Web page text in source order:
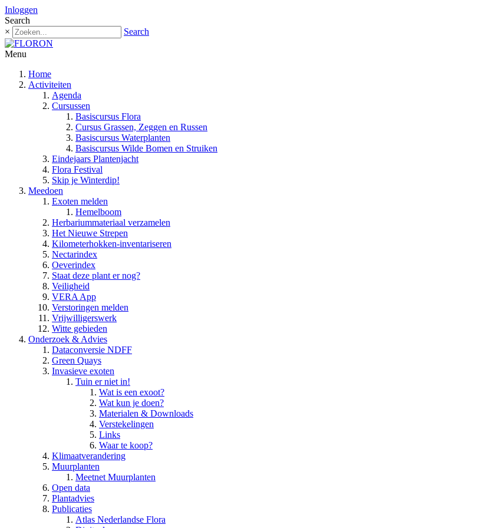
Inloggen
Search
×
Search
Menu
Home
Activiteiten
Agenda
Cursussen
Basiscursus Flora
Cursus Grassen, Zeggen en Russen
Basiscursus Waterplanten
Basiscursus Wilde Bomen en Struiken
Eindejaars Plantenjacht
Flora Festival
Skip je Winterdip!
Meedoen
Exoten melden
Hemelboom
Herbariummateriaal verzamelen
Het Nieuwe Strepen
Kilometerhokken-inventariseren
Nectarindex
Oeverindex
Staat deze plant er nog?
Veiligheid
VERA App
Verstoringen melden
Vrijwilligerswerk
Witte gebieden
Onderzoek & Advies
Dataconversie NDFF
Green Quays
Invasieve exoten
Tuin er niet in!
Wat is een exoot?
Wat kun je doen?
Materialen & Downloads
Verstekelingen
Links
Waar te koop?
Klimaatverandering
Muurplanten
Meetnet Muurplanten
Open data
Plantadvies
Publicaties
Atlas Nederlandse Flora